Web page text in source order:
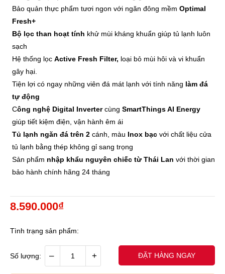
Bảo quản thực phẩm tươi ngon với ngăn đông mềm Optimal
Fresh+
Bộ lọc than hoạt tính khử mùi kháng khuẩn giúp tủ lạnh luôn
sạch
Hệ thống lọc Active Fresh Filter, loại bỏ mùi hôi và vi khuẩn
gây hại.
Tiện lợi có ngay những viên đá mát lạnh với tính năng làm đá
tự động
Công nghệ Digital Invertercùng SmartThings AI Energy
giúp tiết kiệm điện, vận hành êm ái
Tủ lạnh ngăn đá trên 2 cánh, màu Inox bạc với chất liệu cửa
tủ lạnh bằng thép không gỉ sang trọng
Sản phẩm nhập khẩu nguyên chiếc từ Thái Lan với thời gian
bảo hành chính hãng 24 tháng
8.590.000₫
Tình trạng sản phẩm:
Số lượng: – + ĐẶT HÀNG NGAY